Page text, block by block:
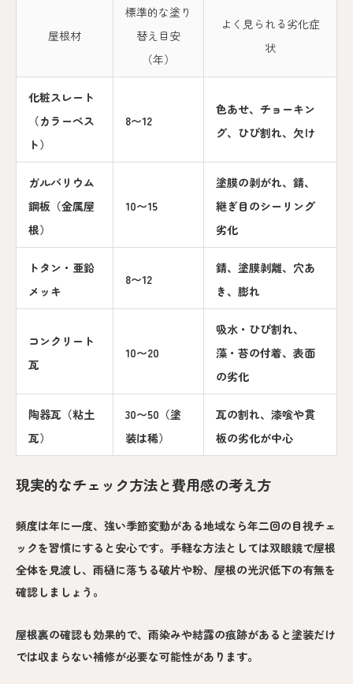
屋根材
標準的な塗り
替え目安
（年）
よく見られる劣化症
状
化粧スレート
（カラーベス
ト）
8〜12
色あせ、チョーキン
グ、ひび割れ、欠け
ガルバリウム
鋼板（金属屋
根）
10〜15
塗膜の剥がれ、錆、
継ぎ目のシーリング
劣化
トタン・亜鉛
メッキ
8〜12
錆、塗膜剥離、穴あ
き、膨れ
コンクリート
瓦
10〜20
吸水・ひび割れ、
藻・苔の付着、表面
の劣化
陶器瓦（粘土
瓦）
30〜50（塗
装は稀）
瓦の割れ、漆喰や貫
板の劣化が中心
現実的なチェック方法と費用感の考え方
頻度は年に一度、強い季節変動がある地域なら年二回の目視チェ
ックを習慣にすると安心です。手軽な方法としては双眼鏡で屋根
全体を見渡し、雨樋に落ちる破片や粉、屋根の光沢低下の有無を
確認しましょう。
屋根裏の確認も効果的で、雨染みや結露の痕跡があると塗装だけ
では収まらない補修が必要な可能性があります。